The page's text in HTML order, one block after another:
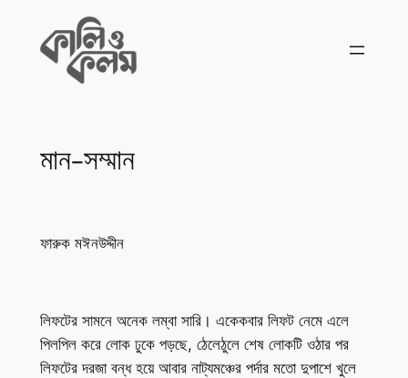
content
মান-সম্মান
ফারুক মঈনউদ্দীন
লিফটের সামনে অনেক লম্বা সারি। একেকবার লিফট নেমে এলে
পিলপিল করে লোক ঢুকে পড়ছে, ঠেলেঠুলে শেষ লোকটি ওঠার পর
লিফটের দরজা বন্ধ হয়ে আবার নাট্যমঞ্চের পর্দার মতো দুপাশে খুলে